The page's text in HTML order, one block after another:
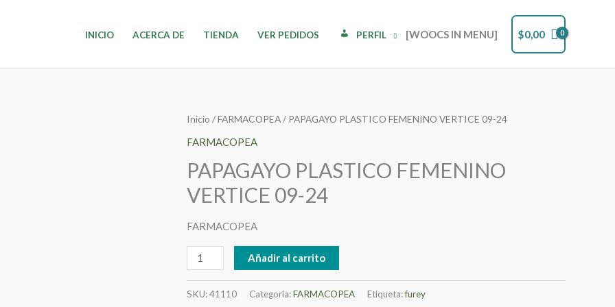
INICIO ACERCA DE TIENDA VER PEDIDOS PERFIL [WOOCS IN MENU] $0,00
Inicio /FARMACOPEA/ PAPAGAYO PLASTICO FEMENINO VERTICE 09-24
FARMACOPEA
PAPAGAYO PLASTICO FEMENINO
VERTICE 09-24
FARMACOPEA
PAPAGAYO
PLASTICO
VERTICE
09-
cantidad
Añadir al carrito
SKU:41110 Categoría:FARMACOPEA Etiqueta:furey